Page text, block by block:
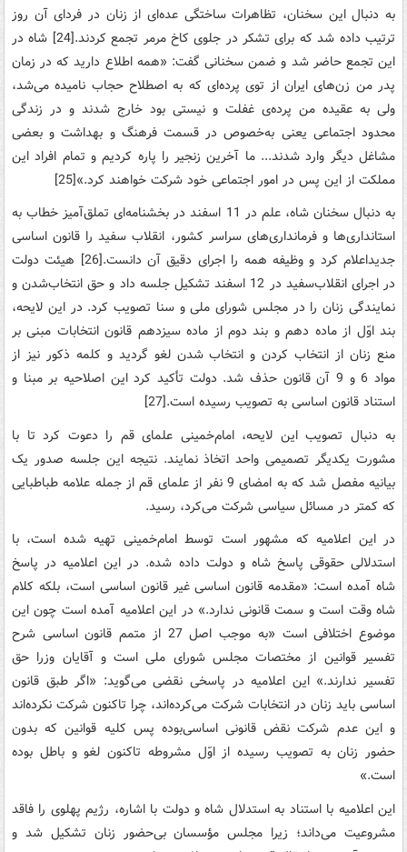
به‌ دنبال‌ این‌ سخنان‌، تظاهرات‌ ساختگی‌ عده‌ای‌ از زنان‌ در فردای‌ آن‌ روز
ترتیب ‌داده شد که‌ برای‌ تشکر در جلوی کاخ‌ مرمر تجمع‌ کردند.[24] شاه‌ در
این‌ تجمع‌ حاضر شد و ضمن‌ سخنانی‌ گفت‌: «همه‌ اطلاع‌ دارید که‌ در زمان‌
پدر من‌ زن‌های‌ ایران‌ از توی‌ پرده‌ای‌ که‌ به‌ اصطلاح‌ حجاب‌ نامیده‌ می‌شد،
ولی‌ به‌ عقیده‌ من‌ پرده‌ی‌ غفلت‌ و نیستی‌ بود خارج‌ شدند و در زندگی‌
محدود اجتماعی‌ یعنی‌ به‌خصوص‌ در قسمت‌ فرهنگ‌ و بهداشت‌ و بعضی‌
مشاغل‌ دیگر وارد شدند... ما آخرین‌ زنجیر را پاره‌ کردیم‌ و تمام‌ افراد این
‌مملکت‌ از این‌ پس‌ در امور اجتماعی‌ خود شرکت‌ خواهند کرد.»[25]
به‌ دنبال‌ سخنان‌ شاه، علم‌ در 11 اسفند در بخشنامه‌ای‌ تملق‌آمیز خطاب‌ به‌
استانداری‌ها و فرمانداری‌های‌ سراسر کشور، انقلاب‌ سفید را قانون‌ اساسی‌
جدیداعلام‌ کرد و وظیفه‌ همه‌ را اجرای‌ دقیق‌ آن‌ دانست‌.[26] هیئت‌ دولت‌
در اجرای‌ انقلاب‌سفید در 12 اسفند تشکیل‌ جلسه‌ داد و حق‌ انتخاب‌شدن‌ و
نمایندگی‌ زنان‌ را در مجلس‌ شورای‌ ملی‌ و سنا تصویب‌ کرد. در این‌ لایحه‌،
بند اوّل‌ از ماده‌ دهم‌ و بند دوم‌ از ماده‌ سیزدهم‌ قانون‌ انتخابات‌ مبنی‌ بر
منع‌ زنان‌ از انتخاب‌ کردن‌ و انتخاب‌ شدن‌ لغو گردید و کلمه‌ ذکور نیز از
مواد 6 و 9 آن‌ قانون‌ حذف‌ شد. دولت‌ تأکید کرد این ‌اصلاحیه‌ بر مبنا و
استناد قانون‌ اساسی‌ به‌ تصویب‌ رسیده‌ است‌.[27]
به‌ دنبال‌ تصویب‌ این‌ لایحه‌، امام‌خمینی‌ علمای‌ قم‌ را دعوت‌ کرد تا با
مشورت‌ یکدیگر تصمیمی‌ واحد اتخاذ نمایند. نتیجه‌ این‌ جلسه‌ صدور یک‌
بیانیه‌ مفصل‌ شد که‌ به‌ امضای‌ 9 نفر از علمای‌ قم‌ از جمله‌ علامه‌ طباطبایی‌
که‌ کمتر در مسائل‌ سیاسی ‌شرکت‌ می‌کرد، رسید.
در این‌ اعلامیه‌ که‌ مشهور است‌ توسط‌ امام‌خمینی‌ تهیه‌ شده‌ است‌، با
استدلالی‌ حقوقی‌ پاسخ‌ شاه‌ و دولت‌ داده‌ شده‌. در این‌ اعلامیه‌ در پاسخ‌
شاه‌ آمده‌ است‌: «مقدمه‌ قانون‌ اساسی‌ غیر قانون‌ اساسی‌ است‌، بلکه‌ کلام‌
شاه‌ وقت‌ است‌ و سمت‌ قانونی‌ ندارد.» در این‌ اعلامیه‌ آمده‌ است‌ چون‌ این‌
موضوع‌ اختلافی‌ است‌ «به‌ موجب‌ اصل‌ 27 از متمم‌ قانون‌ اساسی‌ شرح‌
تفسیر قوانین‌ از مختصات‌ مجلس‌ شورای‌ ملی ‌است‌ و آقایان‌ وزرا حق‌
تفسیر ندارند.» این‌ اعلامیه‌ در پاسخی‌ نقضی‌ می‌گوید: «اگر طبق‌ قانون‌
اساسی‌ باید زنان‌ در انتخابات ‌شرکت‌ می‌کرده‌اند، چرا تاکنون‌ شرکت‌ نکرده‌اند
و این‌ عدم‌ شرکت‌ نقض‌ قانونی‌ اساسی‌بوده‌ پس‌ کلیه‌ قوانین‌ که‌ بدون‌
حضور زنان‌ به‌ تصویب‌ رسیده‌ از اوّل‌ مشروطه‌ تاکنون‌ لغو و باطل‌ بوده‌
است‌.»
این‌ اعلامیه‌ با استناد به‌ استدلال‌ شاه‌ و دولت‌ با اشاره‌، رژیم‌ پهلوی‌ را فاقد
مشروعیت‌ می‌داند؛ زیرا مجلس‌ مؤسسان‌ بی‌حضور زنان‌ تشکیل‌ شد و